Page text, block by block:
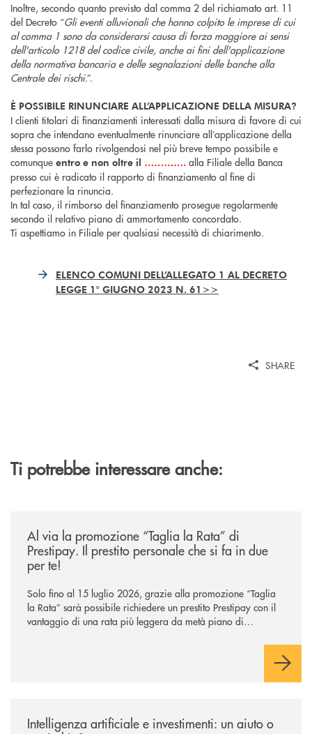
Inoltre, secondo quanto previsto dal comma 2 del richiamato art. 11
del Decreto “Gli eventi alluvionali che hanno colpito le imprese di cui
al comma 1 sono da considerarsi causa di forza maggiore ai sensi
dell'articolo 1218 del codice civile, anche ai fini dell'applicazione
della normativa bancaria e delle segnalazioni delle banche alla
Centrale dei rischi.”.
È POSSIBILE RINUNCIARE ALL’APPLICAZIONE DELLA MISURA?
I clienti titolari di finanziamenti interessati dalla misura di favore di cui
sopra che intendano eventualmente rinunciare all’applicazione della
stessa possono farlo rivolgendosi nel più breve tempo possibile e
comunque entro e non oltre il …………. alla Filiale della Banca
presso cui è radicato il rapporto di finanziamento al fine di
perfezionare la rinuncia.
In tal caso, il rimborso del finanziamento prosegue regolarmente
secondo il relativo piano di ammortamento concordato.
Ti aspettiamo in Filiale per qualsiasi necessità di chiarimento.
ELENCO COMUNI DELL’ALLEGATO 1 AL DECRETO
LEGGE 1° GIUGNO 2023 N. 61>>
SHARE
Ti potrebbe interessare anche:
Al via la promozione “Taglia la Rata” di
Prestipay. Il prestito personale che si fa in due
per te!
Solo fino al 15 luglio 2026, grazie alla promozione “Taglia
la Rata” sarà possibile richiedere un prestito Prestipay con il
vantaggio di una rata più leggera da metà piano di
Intelligenza artificiale e investimenti: un aiuto o